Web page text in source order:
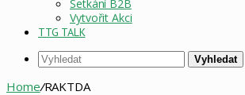
Setkání B2B
Vytvořit Akci
TTG TALK
Vyhledat
Home/RAKTDA